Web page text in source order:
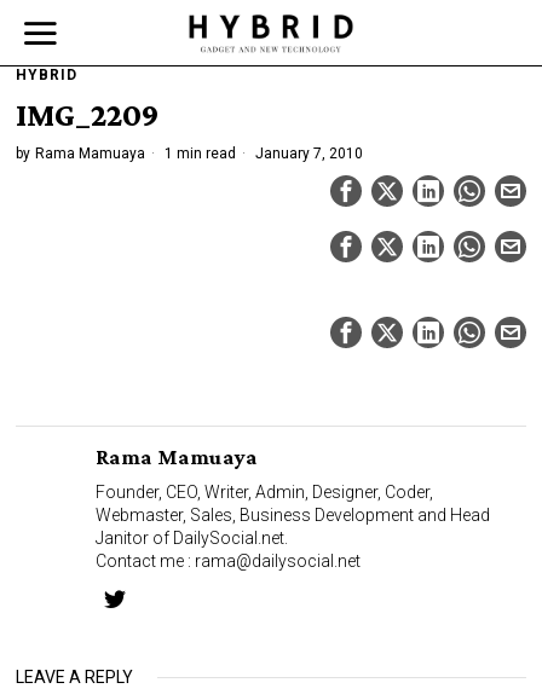
HYBRID
IMG_2209
by Rama Mamuaya 1 min read January 7, 2010
Rama Mamuaya
Founder, CEO, Writer, Admin, Designer, Coder,
Webmaster, Sales, Business Development and Head
Janitor of DailySocial.net.
Contact me : rama@dailysocial.net
LEAVE A REPLY